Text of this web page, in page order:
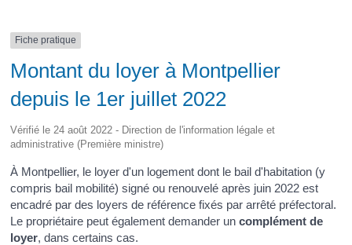
Fiche pratique
Montant du loyer à Montpellier
depuis le 1er juillet 2022
Vérifié le 24 août 2022 - Direction de l'information légale et
administrative (Première ministre)
À Montpellier, le loyer d'un logement dont le bail d'habitation (y
compris bail mobilité) signé ou renouvelé après juin 2022 est
encadré par des loyers de référence fixés par arrêté préfectoral.
Le propriétaire peut également demander uncomplément de
loyer, dans certains cas.